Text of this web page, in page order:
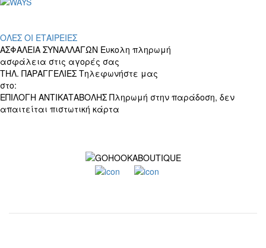
ΟΛΕΣ ΟΙ ΕΤΑΙΡΕΙΕΣ
ΑΣΦΑΛΕΙΑ ΣΥΝΑΛΛΑΓΩΝ Ευκολη πληρωμή
ασφάλεια στις αγορές σας
ΤΗΛ. ΠΑΡΑΓΓΕΛΙΕΣ Τηλεφωνήστε μας
στο:
ΕΠΙΛΟΓΗ ΑΝΤΙΚΑΤΑΒΟΛΗΣ Πληρωμή στην παράδοση, δεν
απαιτείται πιστωτική κάρτα